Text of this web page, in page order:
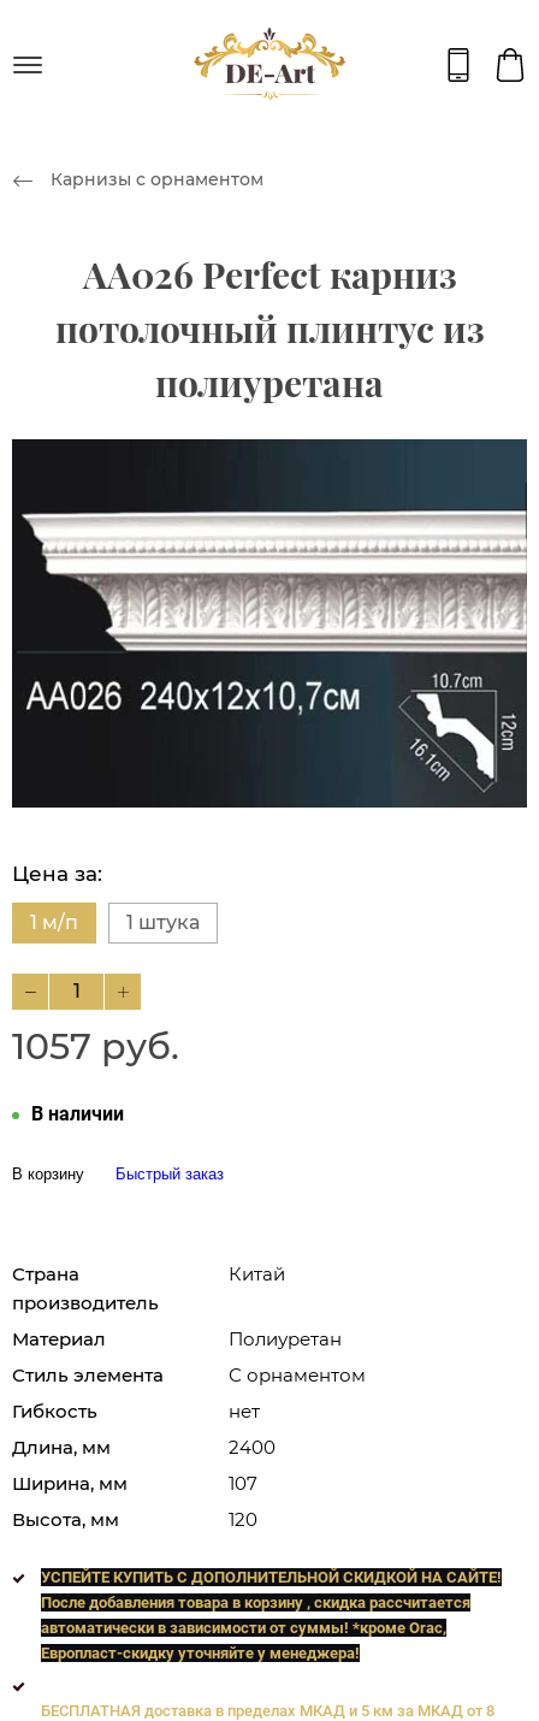
Карнизы с орнаментом
AA026 Perfect карниз
потолочный плинтус из
полиуретана
Цена за:
1 м/п 1 штука
1057 руб.
В наличии
В корзину Быстрый заказ
Страна
производитель
Китай
Материал
Полиуретан
Стиль элемента
С орнаментом
Гибкость
нет
Длина, мм
2400
Ширина, мм
107
Высота, мм
120
УСПЕЙТЕ КУПИТЬ C ДОПОЛНИТЕЛЬНОЙ СКИДКОЙ НА САЙТЕ!
После добавления товара в корзину , скидка рассчитается
автоматически в зависимости от суммы! *кроме Orac,
Европласт-скидку уточняйте у менеджера!
БЕСПЛАТНАЯ доставка в пределах МКАД и 5 км за МКАД от 8